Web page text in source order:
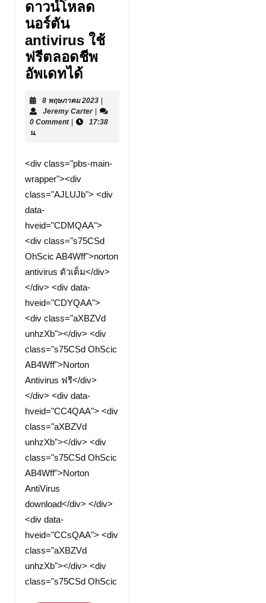
ดาวน์โหลด
นอร์ตัน
antivirus ใช้
ฟรีตลอดชีพ
อัพเดทได้Norton
ดาวน์
โหลด
ใช้
ตลอด
ชีพ
อัพเดท
ได้
8 พฤษภาคม 20238
พฤษภาคม
2023
Jeremy CarterJeremy
Carter
0 Comment
17:38
น.
<div class="pbs-main-
wrapper"><div
class="AJLUJb"> <div
data-
hveid="CDMQAA">
<div class="s75CSd
OhScic AB4Wff">norton
antivirus ตัวเต็ม</div>
</div> <div data-
hveid="CDYQAA">
<div class="aXBZVd
unhzXb"></div> <div
class="s75CSd OhScic
AB4Wff">Norton
Antivirus ฟรี</div>
</div> <div data-
hveid="CC4QAA"> <div
class="aXBZVd
unhzXb"></div> <div
class="s75CSd OhScic
AB4Wff">Norton
AntiVirus
download</div> </div>
<div data-
hveid="CCsQAA"> <div
class="aXBZVd
unhzXb"></div> <div
class="s75CSd OhScic